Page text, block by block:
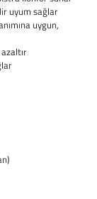
Metal Ortopedi
Baston
uyum sağlar
uygun,